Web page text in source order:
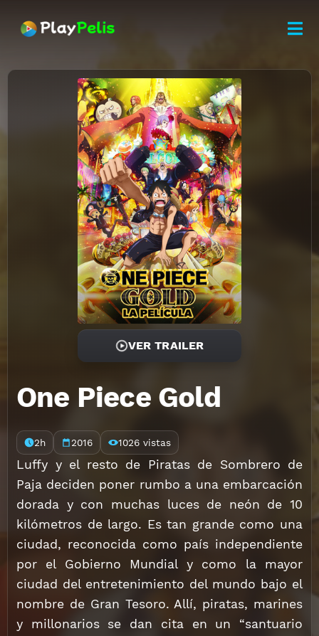
VER TRAILER
One Piece Gold
2h 2016 1026 vistas
Luffy y el resto de Piratas de Sombrero de
Paja deciden poner rumbo a una embarcación
dorada y con muchas luces de neón de 10
kilómetros de largo. Es tan grande como una
ciudad, reconocida como país independiente
por el Gobierno Mundial y como la mayor
ciudad del entretenimiento del mundo bajo el
nombre de Gran Tesoro. Allí, piratas, marines
y millonarios se dan cita en un “santuario